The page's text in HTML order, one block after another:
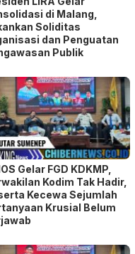
di Malang,
Soliditas
dan Penguatan
Publik
Gelar FGD KDKMP,
Kodim Tak Hadir,
Kecewa Sejumlah
Krusial Belum